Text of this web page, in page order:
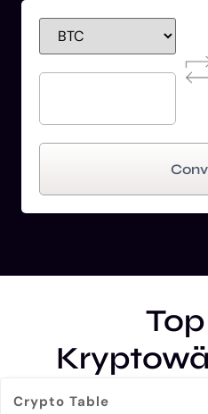
Crypto Table